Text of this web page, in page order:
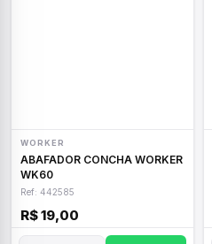
WORKER
ABAFADOR CONCHA WORKER
WK60
Ref: 442585
R$ 19,00